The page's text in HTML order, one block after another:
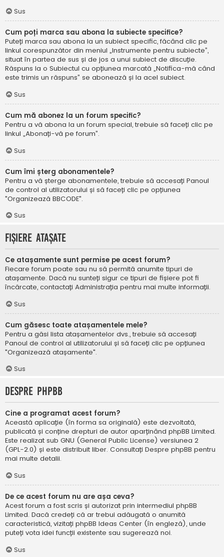
Sus
Cum poți marca sau abona la subiecte specifice?
Puteți marca sau abona la un subiect specific, făcând clic pe
linkul corespunzător din meniul „Instrumente pentru subiecte”,
situat în partea de sus și de jos a unui subiect de discuție.
Răspuns la o Subiectul cu opțiunea marcată „Notifica-mă când
este trimis un răspuns” se abonează și la acel subiect.
Sus
Cum mă abonez la un forum specific?
Pentru a vă abona la un forum special, trebuie să faceți clic pe
linkul „Abonați-vă pe forum”.
Sus
Cum îmi șterg abonamentele?
Pentru a vă șterge abonamentele, trebuie să accesați Panoul
de control al utilizatorului și să faceți clic pe opțiunea
"Organizează BBCODE".
Sus
Fișiere atașate
Ce atașamente sunt permise pe acest forum?
Fiecare forum poate sau nu să permită anumite tipuri de
atașamente. Dacă nu sunteți sigur ce tipuri de fișiere pot fi
încărcate, contactați Administrația pentru mai multe informații.
Sus
Cum găsesc toate atașamentele mele?
Pentru a găsi lista atașamentelor dvs., trebuie să accesați
Panoul de control al utilizatorului și să faceți clic pe opțiunea
"Organizează atașamente".
Sus
Despre phpBB
Cine a programat acest forum?
Această aplicație (în forma sa originală) este dezvoltată,
publicată și conține drepturi de autor aparținând phpBB Limited.
Este realizat sub GNU (General Public License) versiunea 2
(GPL-2.0) și este distribuit liber. Consultați Despre phpBB pentru
mai multe detalii.
Sus
De ce acest forum nu are așa ceva?
Acest forum a fost scris și autorizat prin intermediul phpBB
Limited. Dacă credeți că ar trebui adăugată o anumită
caracteristică, vizitați phpBB Ideas Center (în engleză), unde
puteți vota idei funcții existente sau sugerează noi.
Sus